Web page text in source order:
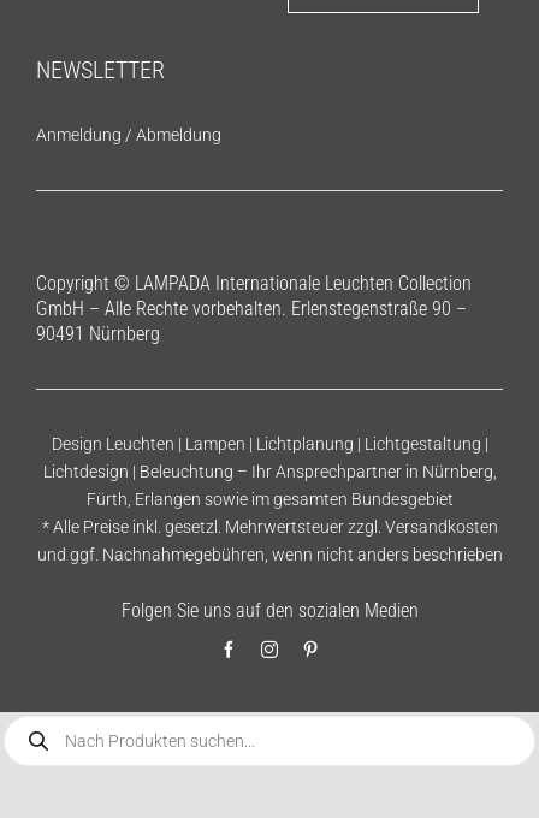
NEWSLETTER
Anmeldung / Abmeldung
Copyright © LAMPADA Internationale Leuchten Collection
GmbH – Alle Rechte vorbehalten. Erlenstegenstraße 90 –
90491 Nürnberg
Design Leuchten | Lampen | Lichtplanung | Lichtgestaltung |
Lichtdesign | Beleuchtung – Ihr Ansprechpartner in Nürnberg,
Fürth, Erlangen sowie im gesamten Bundesgebiet
* Alle Preise inkl. gesetzl. Mehrwertsteuer zzgl. Versandkosten
und ggf. Nachnahmegebühren, wenn nicht anders beschrieben
Folgen Sie uns auf den sozialen Medien
Products
search